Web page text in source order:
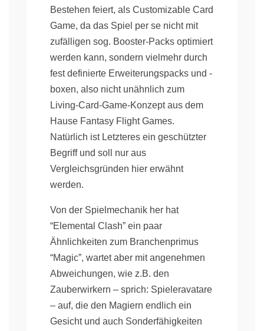
Bestehen feiert, als Customizable Card
Game, da das Spiel per se nicht mit
zufälligen sog. Booster-Packs optimiert
werden kann, sondern vielmehr durch
fest definierte Erweiterungspacks und -
boxen, also nicht unähnlich zum
Living-Card-Game-Konzept aus dem
Hause Fantasy Flight Games.
Natürlich ist Letzteres ein geschützter
Begriff und soll nur aus
Vergleichsgründen hier erwähnt
werden.
Von der Spielmechanik her hat
“Elemental Clash” ein paar
Ähnlichkeiten zum Branchenprimus
“Magic”, wartet aber mit angenehmen
Abweichungen, wie z.B. den
Zauberwirkern – sprich: Spieleravatare
– auf, die den Magiern endlich ein
Gesicht und auch Sonderfähigkeiten